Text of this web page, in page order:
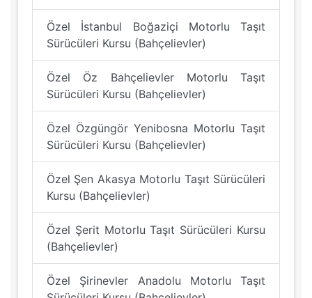
Özel İstanbul Boğaziçi Motorlu Taşıt
Sürücüleri Kursu (Bahçelievler)
Özel Öz Bahçelievler Motorlu Taşıt
Sürücüleri Kursu (Bahçelievler)
Özel Özgüngör Yenibosna Motorlu Taşıt
Sürücüleri Kursu (Bahçelievler)
Özel Şen Akasya Motorlu Taşıt Sürücüleri
Kursu (Bahçelievler)
Özel Şerit Motorlu Taşıt Sürücüleri Kursu
(Bahçelievler)
Özel Şirinevler Anadolu Motorlu Taşıt